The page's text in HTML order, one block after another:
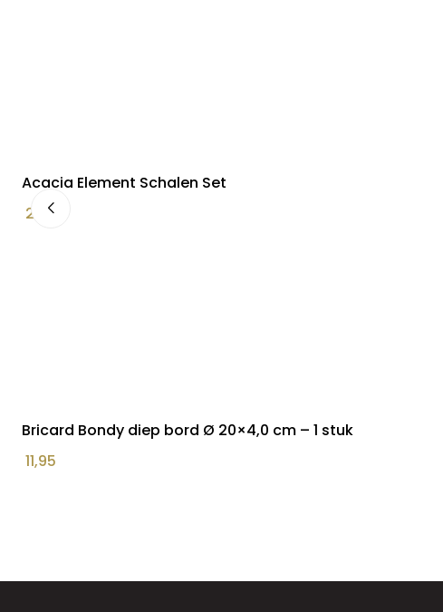
Acacia Element Schalen Set
24,90
Bricard Bondy diep bord Ø 20×4,0 cm – 1 stuk
11,95